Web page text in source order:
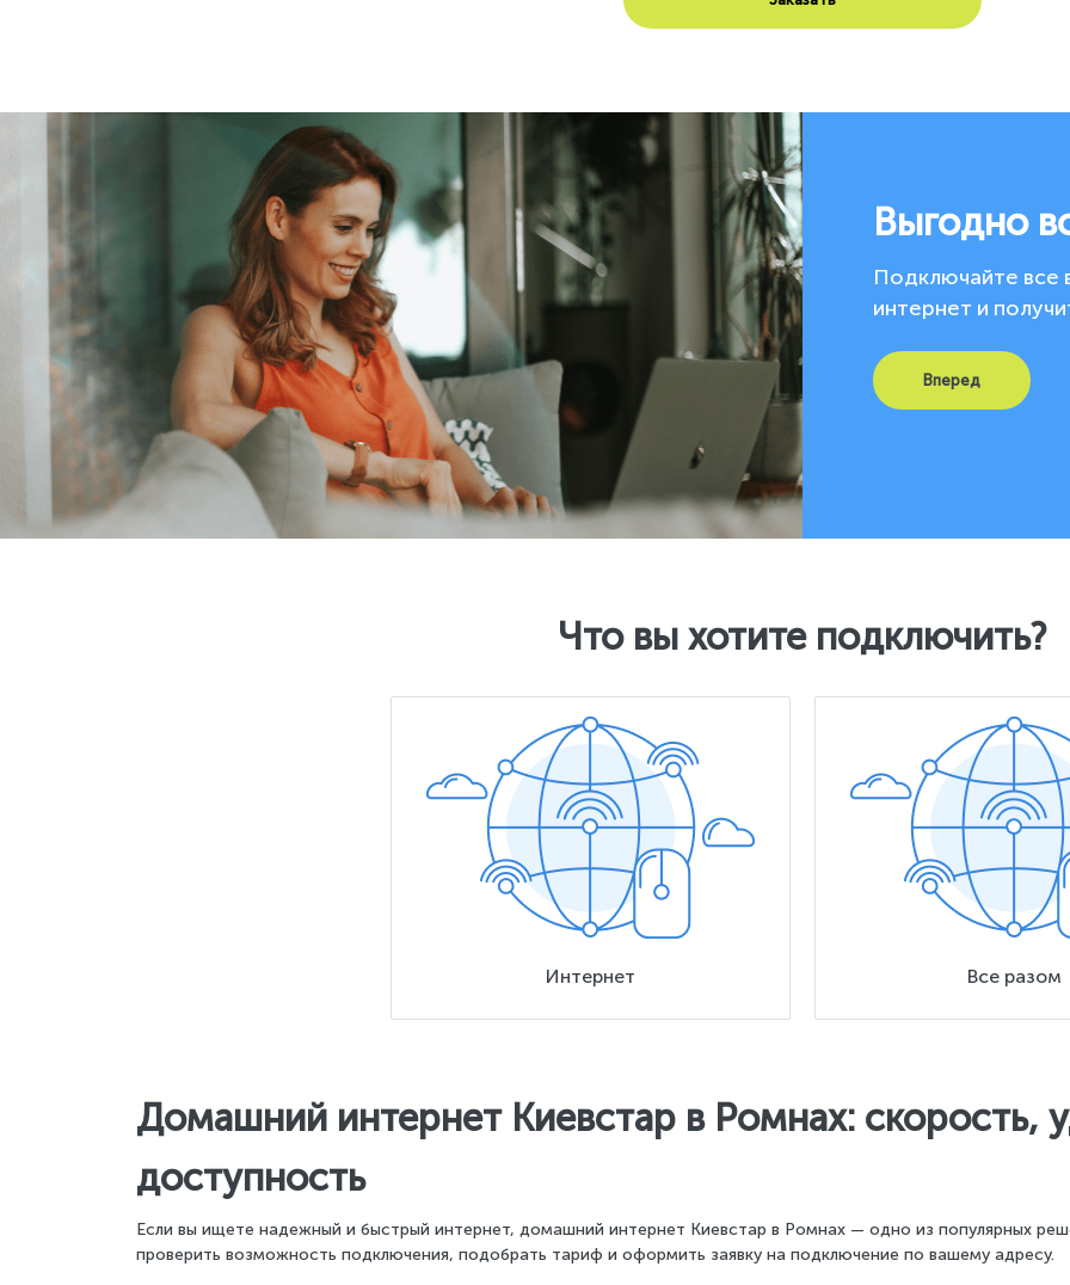
Выгодно
Подключайте все
интернет и
Вперед
Что вы хотите подключить?
Интернет Все разом
Домашний интернет Киевстар в Ромнах: скорость,
доступность
Если вы ищете надежный и быстрый интернет, домашний интернет Киевстар в Ромнах — одно из популярных
проверить возможность подключения, подобрать тариф и оформить заявку на подключение по вашему адресу.